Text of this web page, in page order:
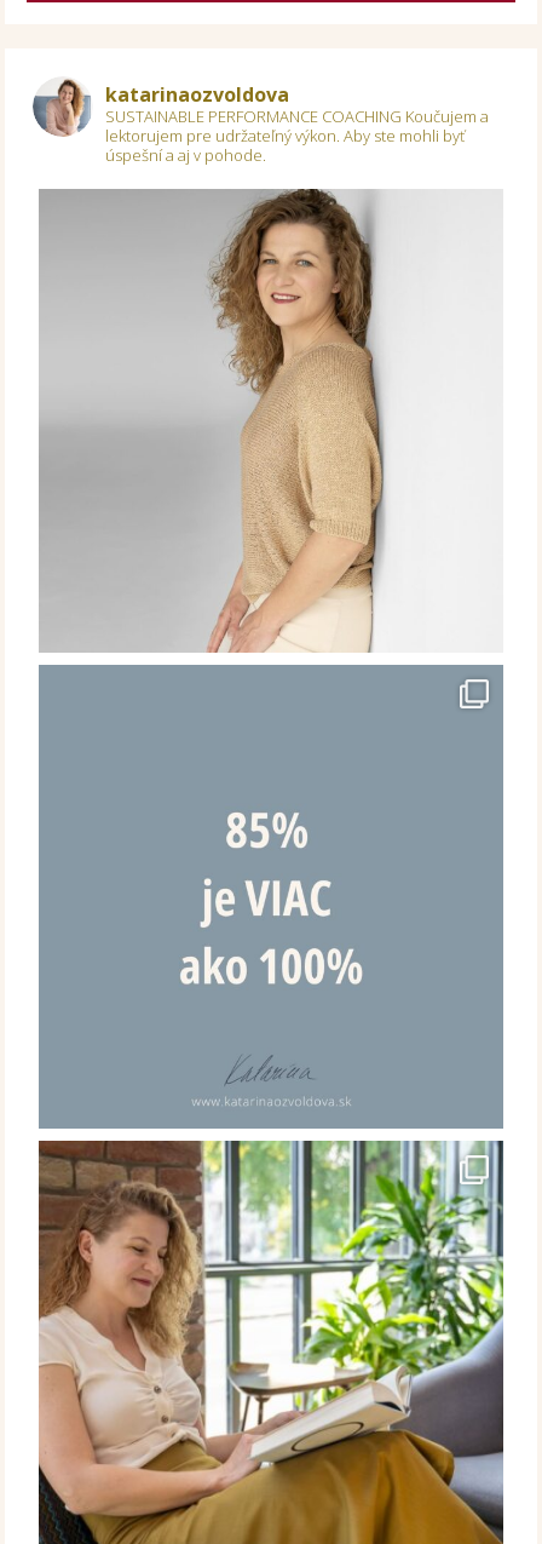
katarinaozvoldova
SUSTAINABLE PERFORMANCE COACHING Koučujem a
lektorujem pre udržateľný výkon.Aby ste mohli byť
úspešní a aj v pohode.